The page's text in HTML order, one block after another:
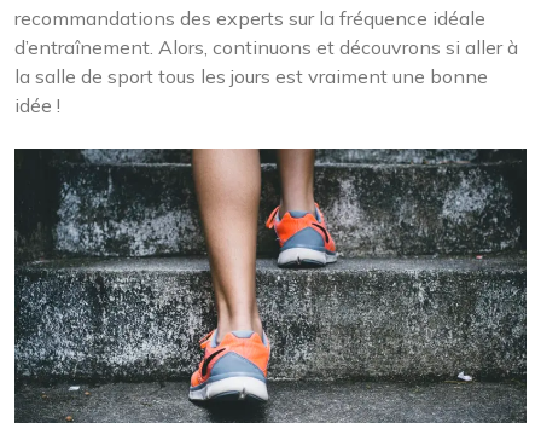
recommandations des experts sur la fréquence idéale
d’entraînement. Alors, continuons et découvrons si aller à
la salle de sport tous les jours est vraiment une bonne
idée !